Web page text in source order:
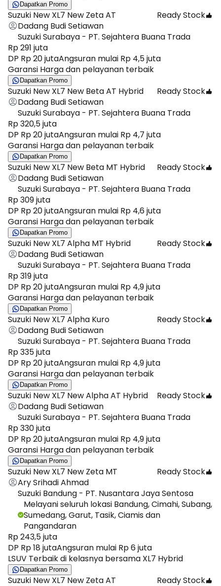
Dapatkan Promo
Suzuki New XL7 New Zeta AT
Ready Stock
Dadang Budi Setiawan
Suzuki Surabaya - PT. Sejahtera Buana Trada
Rp 291 juta
DP Rp 20 jutaAngsuran mulai Rp 4,5 juta
Garansi Harga dan pelayanan terbaik
Dapatkan Promo
Suzuki New XL7 New Beta AT Hybrid
Ready Stock
Dadang Budi Setiawan
Suzuki Surabaya - PT. Sejahtera Buana Trada
Rp 320,5 juta
DP Rp 20 jutaAngsuran mulai Rp 4,7 juta
Garansi Harga dan pelayanan terbaik
Dapatkan Promo
Suzuki New XL7 New Beta MT Hybrid
Ready Stock
Dadang Budi Setiawan
Suzuki Surabaya - PT. Sejahtera Buana Trada
Rp 309 juta
DP Rp 20 jutaAngsuran mulai Rp 4,6 juta
Garansi Harga dan pelayanan terbaik
Dapatkan Promo
Suzuki New XL7 Alpha MT Hybrid
Ready Stock
Dadang Budi Setiawan
Suzuki Surabaya - PT. Sejahtera Buana Trada
Rp 319 juta
DP Rp 20 jutaAngsuran mulai Rp 4,9 juta
Garansi Harga dan pelayanan terbaik
Dapatkan Promo
Suzuki New XL7 Alpha Kuro
Ready Stock
Dadang Budi Setiawan
Suzuki Surabaya - PT. Sejahtera Buana Trada
Rp 335 juta
DP Rp 20 jutaAngsuran mulai Rp 4,9 juta
Garansi Harga dan pelayanan terbaik
Dapatkan Promo
Suzuki New XL7 New Alpha AT Hybrid
Ready Stock
Dadang Budi Setiawan
Suzuki Surabaya - PT. Sejahtera Buana Trada
Rp 330 juta
DP Rp 20 jutaAngsuran mulai Rp 4,9 juta
Garansi Harga dan pelayanan terbaik
Dapatkan Promo
Suzuki New XL7 New Zeta MT
Ready Stock
Ary Srihadi Ahmad
Suzuki Bandung - PT. Nusantara Jaya Sentosa
Melayani seluruh lokasi Bandung, Cimahi, Subang,
Sumedang, Garut, Tasik, Ciamis dan
Pangandaran
Rp 243,5 juta
DP Rp 18 jutaAngsuran mulai Rp 6 juta
LSUV Terbaik di kelasnya bersama XL7 Hybrid
Dapatkan Promo
Suzuki New XL7 New Zeta AT
Ready Stock